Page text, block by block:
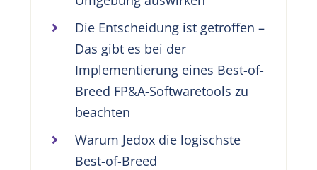
Die Entscheidung ist getroffen –
Das gibt es bei der
Implementierung eines Best-of-
Breed FP&A-Softwaretools zu
beachten
Warum Jedox die logischste
Best-of-Breed